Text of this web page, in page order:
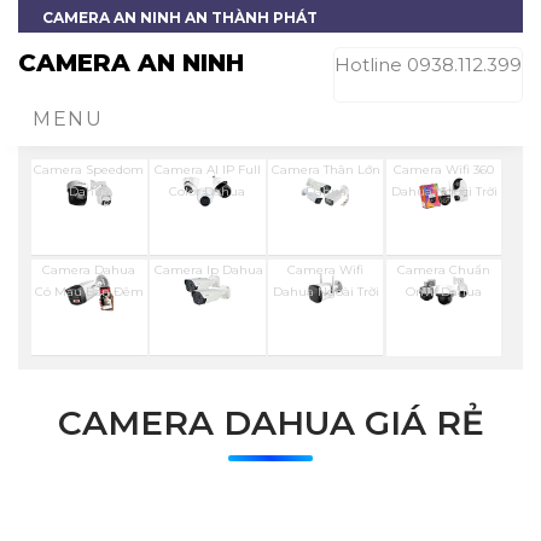
CAMERA AN NINH AN THÀNH PHÁT
CAMERA AN NINH Hotline 0938.112.399
MENU
Camera Speedom
Dahua
Camera AI IP Full
Color Dahua
Camera Thân Lớn
Dahua
Camera Wifi 360
Dahua Ngoài Trời
Camera Dahua
Có Màu Ban Đêm
Camera Ip Dahua
Camera Wifi
Dahua Ngoài Trời
Camera Chuẩn
Onvif Dahua
CAMERA DAHUA GIÁ RẺ